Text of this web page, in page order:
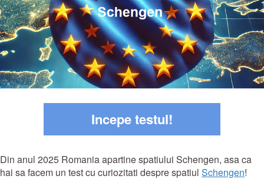
Incepe testul!
Din anul 2025 Romania apartine spatiului Schengen, asa ca
hai sa facem un test cu curiozitati despre spatiul Schengen!